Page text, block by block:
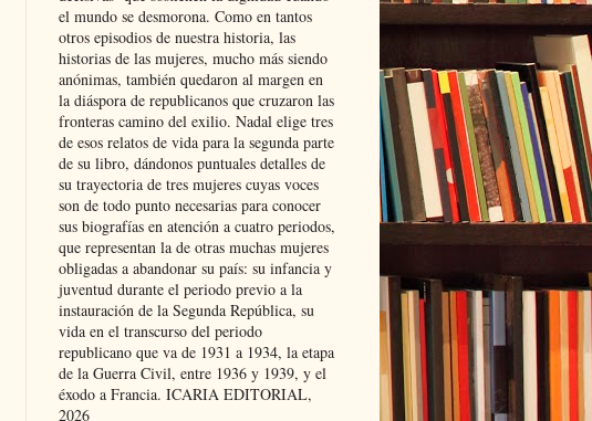
el mundo se desmorona. Como en tantos
otros episodios de nuestra historia, las
historias de las mujeres, mucho más siendo
anónimas, también quedaron al margen en
la diáspora de republicanos que cruzaron las
fronteras camino del exilio. Nadal elige tres
de esos relatos de vida para la segunda parte
de su libro, dándonos puntuales detalles de
su trayectoria de tres mujeres cuyas voces
son de todo punto necesarias para conocer
sus biografías en atención a cuatro periodos,
que representan la de otras muchas mujeres
obligadas a abandonar su país: su infancia y
juventud durante el periodo previo a la
instauración de la Segunda República, su
vida en el transcurso del periodo
republicano que va de 1931 a 1934, la etapa
de la Guerra Civil, entre 1936 y 1939, y el
éxodo a Francia. ICARIA EDITORIAL,
2026